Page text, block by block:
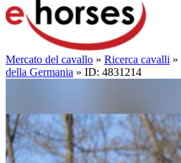
Mercato del cavallo » Ricerca cavalli »
della Germania » ID: 4831214